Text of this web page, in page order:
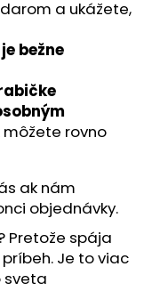
a ukážete,
bežne
rovno
ak nám
objednávky.
Pretože spája
Je to viac
sveta